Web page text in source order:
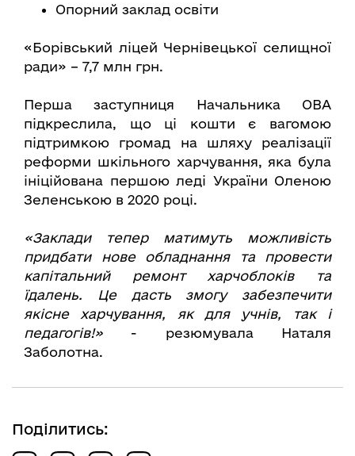
Опорний заклад освіти
«Борівський ліцей Чернівецької селищної
ради» – 7,7 млн грн.
Перша заступниця Начальника ОВА
підкреслила, що ці кошти є вагомою
підтримкою громад на шляху реалізації
реформи шкільного харчування, яка була
ініційована першою леді України Оленою
Зеленською в 2020 році.
«Заклади тепер матимуть можливість
придбати нове обладнання та провести
капітальний ремонт харчоблоків та
їдалень. Це дасть змогу забезпечити
якісне харчування, як для учнів, так і
педагогів!» - резюмувала Наталя
Заболотна.
Поділитись: